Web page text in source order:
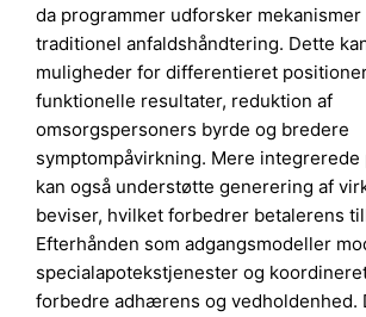
da programmer udforsker
traditionel anfaldshåndtering. Dette
muligheder for differentieret
funktionelle resultater, reduktion af
omsorgspersoners byrde og bredere
symptompåvirkning. Mere
kan også understøtte generering af
beviser, hvilket forbedrer betalerens
Efterhånden som adgangsmodeller
specialapotekstjenester og
forbedre adhærens og vedholdenhed.